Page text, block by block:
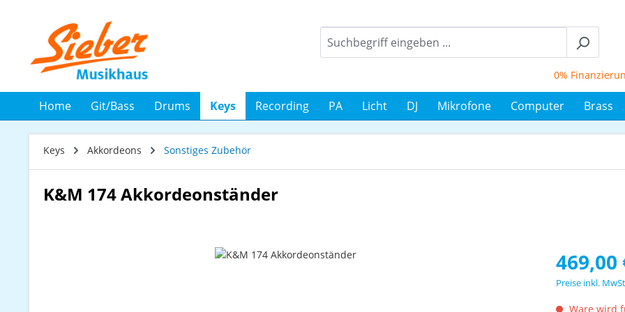
0% Finanzierung
Home Git/Bass Drums Keys Recording PA Licht DJ Mikrofone Computer Brass
Keys Akkordeons Sonstiges Zubehör
K&M 174 Akkordeonständer
Regulärer
469,00
Preise inkl.
Ware wird